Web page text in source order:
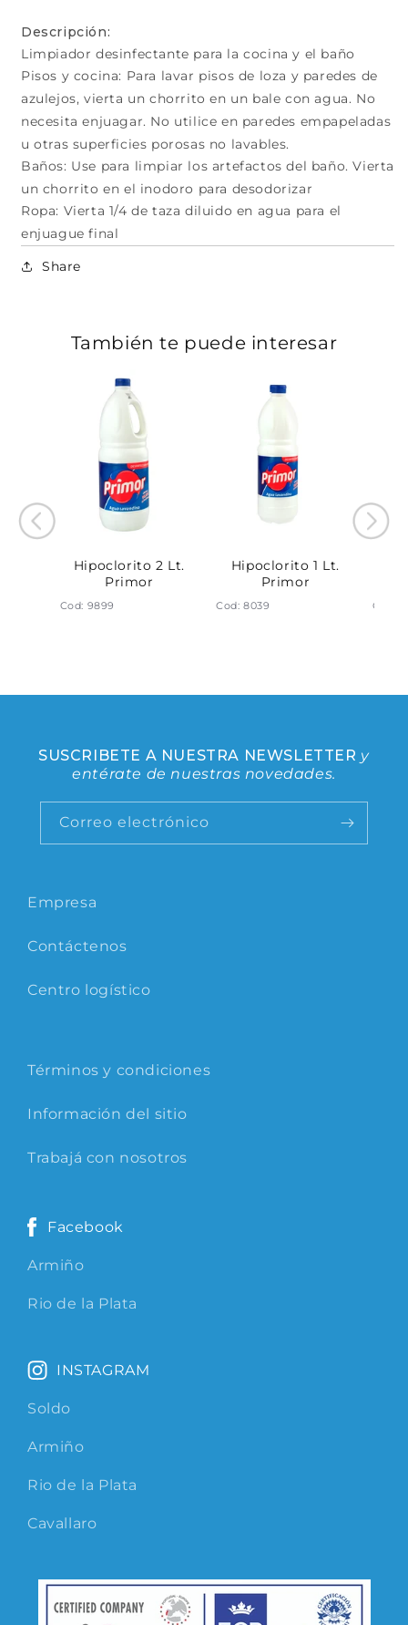
Descripción:
Limpiador desinfectante para la cocina y el baño
Pisos y cocina: Para lavar pisos de loza y paredes de
azulejos, vierta un chorrito en un bale con agua. No
necesita enjuagar. No utilice en paredes empapeladas
u otras superficies porosas no lavables.
Baños: Use para limpiar los artefactos del baño. Vierta
un chorrito en el inodoro para desodorizar
Ropa: Vierta 1/4 de taza diluido en agua para el
enjuague final
Share
También te puede interesar
Hipoclorito 2 Lt.
Primor
Cod: 9899
Hipoclorito 1 Lt.
Primor
Cod: 8039 Cod:
Empresa
Contáctenos
Centro logístico
Términos y condiciones
Información del sitio
Trabajá con nosotros
Facebook
Armiño
Rio de la Plata
INSTAGRAM
Soldo
Armiño
Rio de la Plata
Cavallaro
SUSCRIBETE A NUESTRA NEWSLETTER y
entérate de nuestras novedades.
Correo electrónico